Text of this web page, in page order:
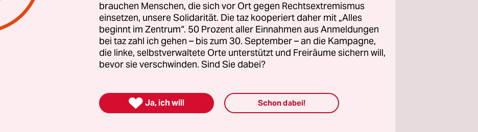
ist dreist. Denn der Bericht lässt wichtige Fragen
So schwankt allein die Zahl der Toten und Verletzten zwischen 17
Wenn schon diese wichtigen Fakten nicht geklärt werden
wie wollen Nato und Bundeswehr dann einschätzen, ob und
der Getöteten Zivilisten waren - und ob der Angriff an sich
dem Toten um einen Talib, einen Sympathisanten, einen zur
eingeladenen oder gezwungenen Dorfbewohner
brauchen Menschen, die sich vor Ort gegen Rechtsextremismus
einsetzen, unsere Solidarität. Die taz kooperiert daher mit „Alles
beginnt im Zentrum“. 50 Prozent aller Einnahmen aus Anmeldungen
bei taz zahl ich gehen – bis zum 30. September – an die Kampagne,
die linke, selbstverwaltete Orte unterstützt und Freiräume sichern will,
bevor sie verschwinden. Sind Sie dabei?
 Ja, ich will Schon dabei!